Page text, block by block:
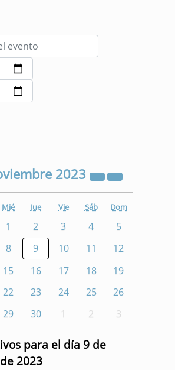
2023
Mié Jue Vie Sáb Dom
1 2 3 4
5
8 9 10 11
12
15 16 17 18
19
22 23 24 25
26
29 30 1 2 3
para el día 9 de
2023